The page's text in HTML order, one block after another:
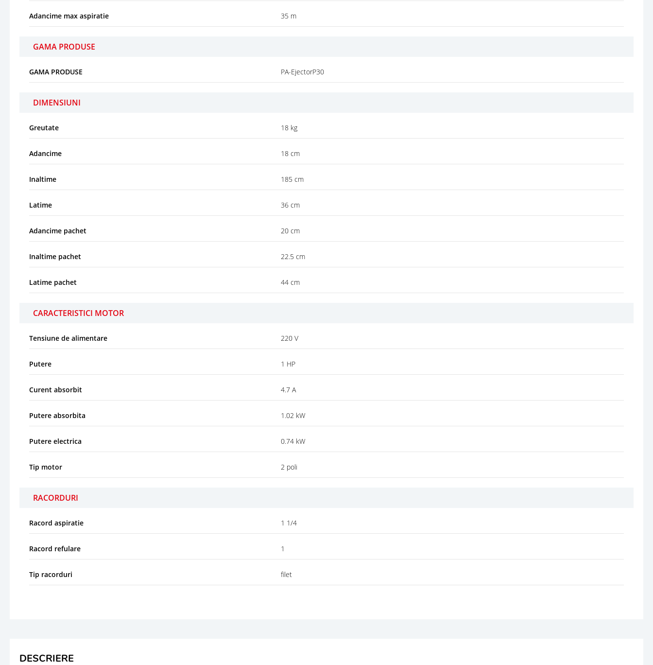
Adancime max aspiratie 35 m
GAMA PRODUSE
GAMA PRODUSE PA-EjectorP30
DIMENSIUNI
Greutate 18 kg
Adancime 18 cm
Inaltime 185 cm
Latime 36 cm
Adancime pachet 20 cm
Inaltime pachet 22.5 cm
Latime pachet 44 cm
CARACTERISTICI MOTOR
Tensiune de alimentare 220 V
Putere 1 HP
Curent absorbit 4.7 A
Putere absorbita 1.02 kW
Putere electrica 0.74 kW
Tip motor 2 poli
RACORDURI
Racord aspiratie 1 1/4
Racord refulare 1
Tip racorduri filet
DESCRIERE